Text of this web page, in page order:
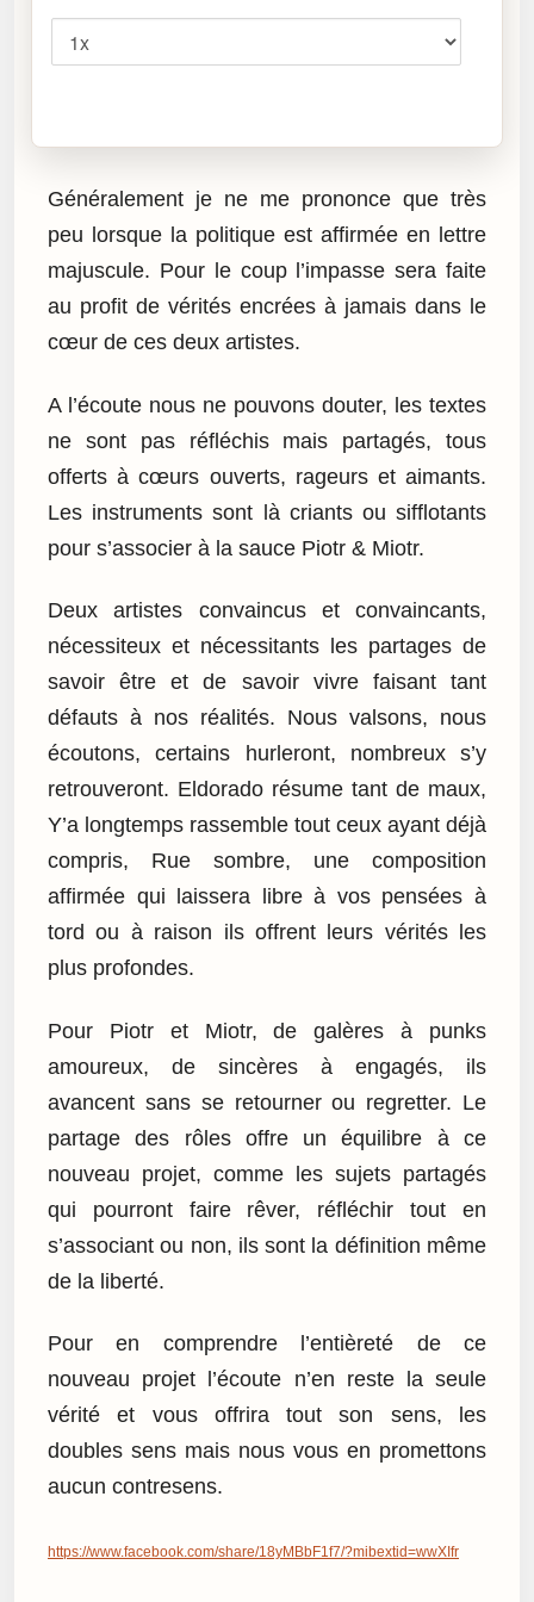
Généralement je ne me prononce que très
peu lorsque la politique est affirmée en lettre
majuscule. Pour le coup l’impasse sera faite
au profit de vérités encrées à jamais dans le
cœur de ces deux artistes.
A l’écoute nous ne pouvons douter, les textes
ne sont pas réfléchis mais partagés, tous
offerts à cœurs ouverts, rageurs et aimants.
Les instruments sont là criants ou sifflotants
pour s’associer à la sauce Piotr & Miotr.
Deux artistes convaincus et convaincants,
nécessiteux et nécessitants les partages de
savoir être et de savoir vivre faisant tant
défauts à nos réalités. Nous valsons, nous
écoutons, certains hurleront, nombreux s’y
retrouveront. Eldorado résume tant de maux,
Y’a longtemps rassemble tout ceux ayant déjà
compris, Rue sombre, une composition
affirmée qui laissera libre à vos pensées à
tord ou à raison ils offrent leurs vérités les
plus profondes.
Pour Piotr et Miotr, de galères à punks
amoureux, de sincères à engagés, ils
avancent sans se retourner ou regretter. Le
partage des rôles offre un équilibre à ce
nouveau projet, comme les sujets partagés
qui pourront faire rêver, réfléchir tout en
s’associant ou non, ils sont la définition même
de la liberté.
Pour en comprendre l’entièreté de ce
nouveau projet l’écoute n’en reste la seule
vérité et vous offrira tout son sens, les
doubles sens mais nous vous en promettons
aucun contresens.
https://www.facebook.com/share/18yMBbF1f7/?mibextid=wwXIfr